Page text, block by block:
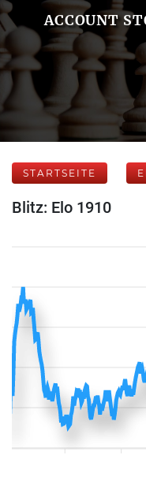
ACCOUNT
STARTSEITE
Blitz: Elo 1910